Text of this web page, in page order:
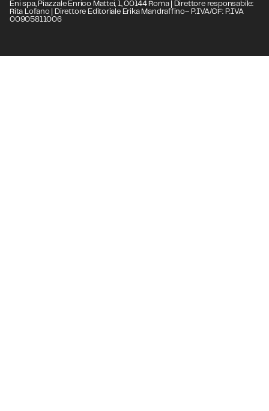
Eni spa, Piazzale Enrico Mattei, 1, 00144 Roma | Direttore responsabile:
Rita Lofano | Direttore Editoriale Erika Mandraffino– P.IVA/CF: P.IVA
00905811006